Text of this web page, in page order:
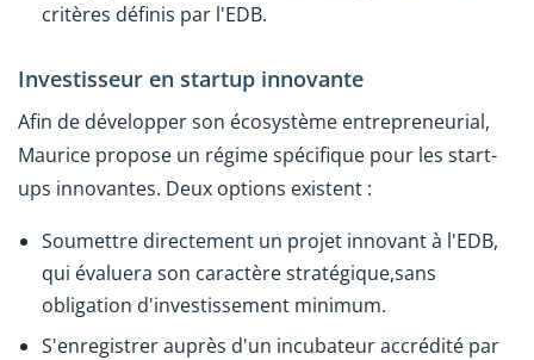
critères définis par l'EDB.
Investisseur en startup innovante
Afin de développer son écosystème entrepreneurial,
Maurice propose un régime spécifique pour les start-
ups innovantes. Deux options existent :
Soumettre directement un projet innovant à l'EDB,
qui évaluera son caractère stratégique,sans
obligation d'investissement minimum.
S'enregistrer auprès d'un incubateur accrédité par